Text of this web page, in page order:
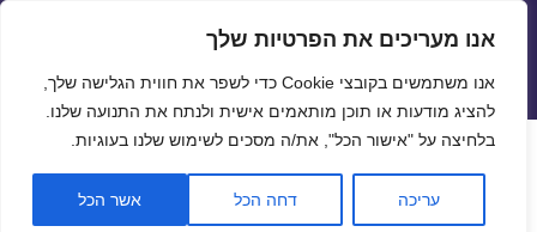
פתח
אנו מעריכים את הפרטיות שלך
אנו משתמשים בקובצי Cookie כדי לשפר את חווית הגלישה שלך,
להציג מודעות או תוכן מותאמים אישית ולנתח את התנועה שלנו.
בלחיצה על "אישור הכל", את/ה מסכים לשימוש שלנו בעוגיות.
עריכה דחה הכל אשר הכל
שערי חליפין יציגים – שער יציג
תפריטים
ווידג'טים
שערי חליפין יומיים לתאריך
23/10/2018